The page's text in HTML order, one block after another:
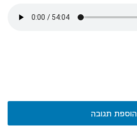
הוספת תגובה